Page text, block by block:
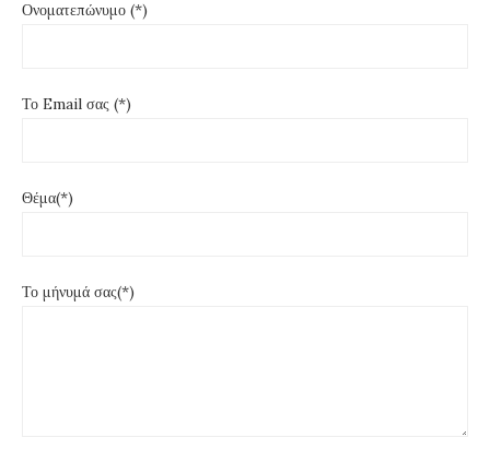
Ονοματεπώνυμο (*)
Το Email σας (*)
Θέμα(*)
Το μήνυμά σας(*)